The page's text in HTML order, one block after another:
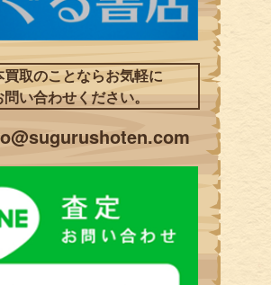
買取のことならお気軽に
問い合わせください。